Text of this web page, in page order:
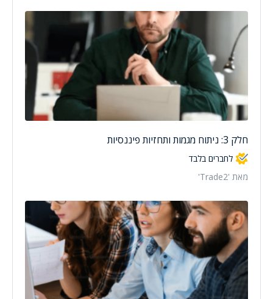
חלק 3: ניתוח מגמות ותחזיות פיננסיות
לחברים בלבד
מאת 'Trade2'